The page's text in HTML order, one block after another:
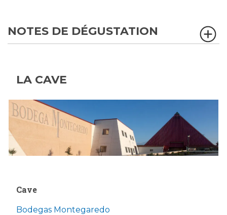
NOTES DE DÉGUSTATION
LA CAVE
Cave
Bodegas Montegaredo